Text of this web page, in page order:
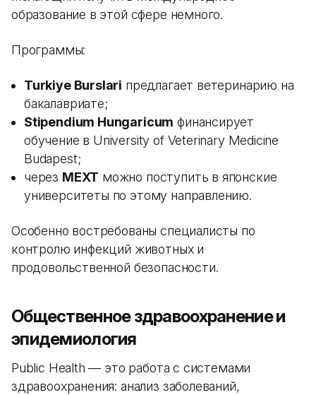
образование в этой сфере немного.
Программы:
Turkiye Burslari предлагает ветеринарию на
бакалавриате;
Stipendium Hungaricum финансирует
обучение в University of Veterinary Medicine
Budapest;
через MEXT можно поступить в японские
университеты по этому направлению.
Особенно востребованы специалисты по
контролю инфекций животных и
продовольственной безопасности.
Общественное здравоохранение и
эпидемиология
Public Health — это работа с системами
здравоохранения: анализ заболеваний,